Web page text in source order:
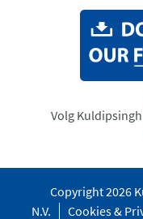
Volg Kuldipsingh
Copyright 2026
N.V.
Cookies &